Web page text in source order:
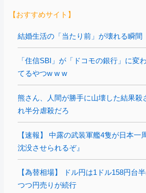
【おすすめサイト】
結婚生活の「当たり前」が壊れる瞬間
「住信SBI」が「ドコモの銀行」に変
てるやつw w w
熊さん、人間が勝手に山壊した結果
れ半分虐殺だろ
【速報】 中露の武装軍艦4隻が日本一
沈没させられるぞ』
【為替相場】 ドル円は1ドル158円台
つつ円売りが続行